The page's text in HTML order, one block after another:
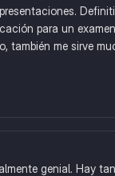
para un
también me sirve
genial. Hay